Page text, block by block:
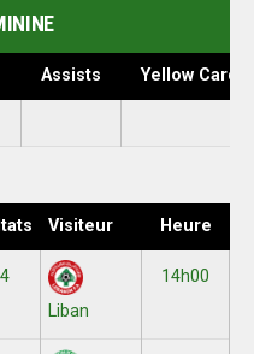
Assists Yellow Cards
Visiteur Heure
Liban
14h00